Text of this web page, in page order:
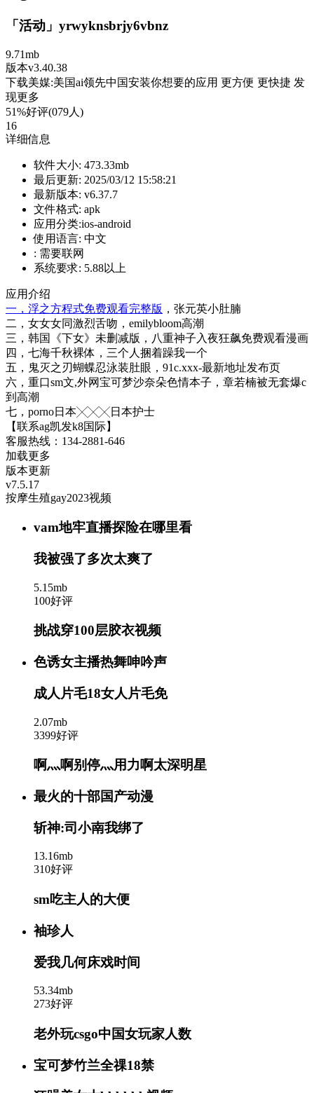
「活动」yrwyknsbrjy6vbnz
9.71mb
版本v3.40.38
下载美媒:美国ai领先中国安装你想要的应用 更方便 更快捷 发
现更多
51%好评(079人)
16
详细信息
软件大小: 473.33mb
最后更新: 2025/03/12 15:58:21
最新版本: v6.37.7
文件格式: apk
应用分类:ios-android
使用语言: 中文
: 需要联网
系统要求: 5.88以上
应用介绍
一，浮之方程式免费观看完整版 ，张元英小肚腩
二，女女女同激烈舌吻，emilybloom高潮
三，韩国《下女》未删减版，八重神子入夜狂飙免费观看漫画
四，七海千秋裸体，三个人捆着躁我一个
五，鬼灭之刃蝴蝶忍泳装肚眼，91c.xxx-最新地址发布页
六，重口sm文,外网宝可梦沙奈朵色情本子，章若楠被无套爆c
到高潮
七，porno日本╳╳╳日本护士
【联系ag凯发k8国际】
客服热线：134-2881-646
加载更多
版本更新
v7.5.17
按摩生殖gay2023视频
vam地牢直播探险在哪里看
我被强了多次太爽了
5.15mb
100好评
挑战穿100层胶衣视频
色诱女主播热舞呻吟声
成人片毛18女人片毛免
2.07mb
3399好评
啊灬啊别停灬用力啊太深明星
最火的十部国产动漫
斩神:司小南我绑了
13.16mb
310好评
sm吃主人的大便
袖珍人
爱我几何床戏时间
53.34mb
273好评
老外玩csgo中国女玩家人数
宝可梦竹兰全祼18禁